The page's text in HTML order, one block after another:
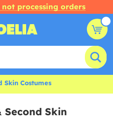
processing orders
Skin Costumes
Skin